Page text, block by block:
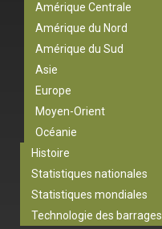
Amérique Centrale
Amérique du Nord
Amérique du Sud
Asie
Europe
Moyen-Orient
Océanie
Histoire
Statistiques nationales
Statistiques mondiales
Technologie des barrages